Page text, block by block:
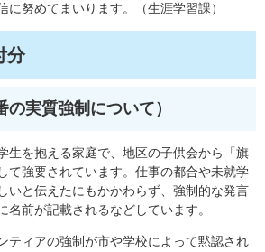
に努めてまいります。（生涯学習課）
分
実質強制について）
生を抱える家庭で、地区の子供会から「旗
て強要されています。仕事の都合や未就学
いと伝えたにもかかわらず、強制的な発言
名前が記載されるなどしています。
ティアの強制が市や学校によって黙認され